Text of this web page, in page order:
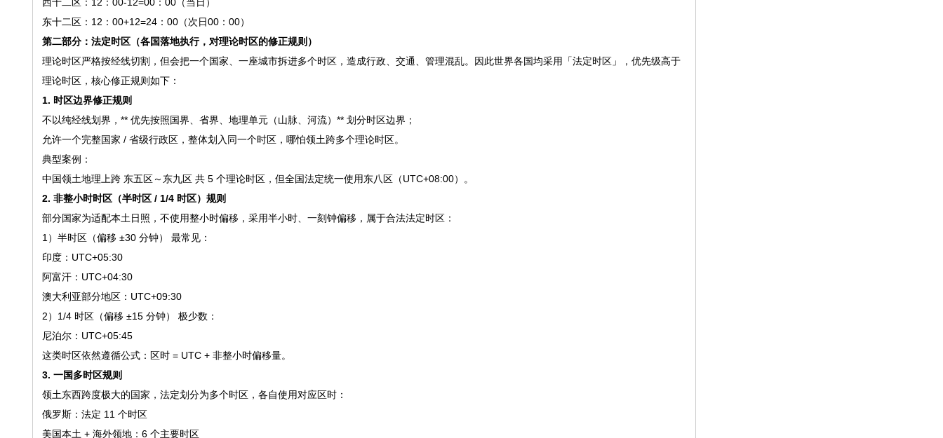
东十二区：12：00+12=24：00（次日00：00）
第二部分：法定时区（各国落地执行，对理论时区的修正规则）
理论时区严格按经线切割，但会把一个国家、一座城市拆进多个时区，造成行政、交通、管理混乱。因此世界各国均采用「法定时区」，优先级高于
理论时区，核心修正规则如下：
1. 时区边界修正规则
不以纯经线划界，** 优先按照国界、省界、地理单元（山脉、河流）** 划分时区边界；
允许一个完整国家 / 省级行政区，整体划入同一个时区，哪怕领土跨多个理论时区。
典型案例：
中国领土地理上跨 东五区～东九区 共 5 个理论时区，但全国法定统一使用东八区（UTC+08:00）。
2. 非整小时时区（半时区 / 1/4 时区）规则
部分国家为适配本土日照，不使用整小时偏移，采用半小时、一刻钟偏移，属于合法法定时区：
1）半时区（偏移 ±30 分钟） 最常见：
印度：UTC+05:30
阿富汗：UTC+04:30
澳大利亚部分地区：UTC+09:30
2）1/4 时区（偏移 ±15 分钟） 极少数：
尼泊尔：UTC+05:45
这类时区依然遵循公式：区时 = UTC + 非整小时偏移量。
3. 一国多时区规则
领土东西跨度极大的国家，法定划分为多个时区，各自使用对应区时：
俄罗斯：法定 11 个时区
美国本土 + 海外领地：6 个主要时区